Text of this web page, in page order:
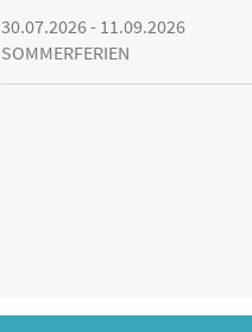
30.07.2026 - 11.09.2026
SOMMERFERIEN